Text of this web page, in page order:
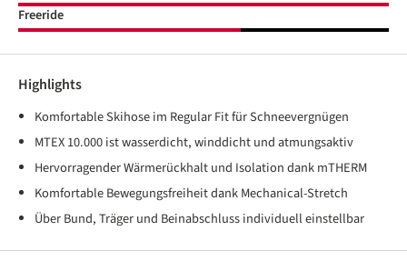
Freeride
Highlights
Komfortable Skihose im Regular Fit für Schneevergnügen
MTEX 10.000 ist wasserdicht, winddicht und atmungsaktiv
Hervorragender Wärmerückhalt und Isolation dank mTHERM
Komfortable Bewegungsfreiheit dank Mechanical-Stretch
Über Bund, Träger und Beinabschluss individuell einstellbar